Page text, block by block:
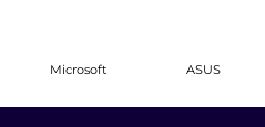
Microsoft ASUS